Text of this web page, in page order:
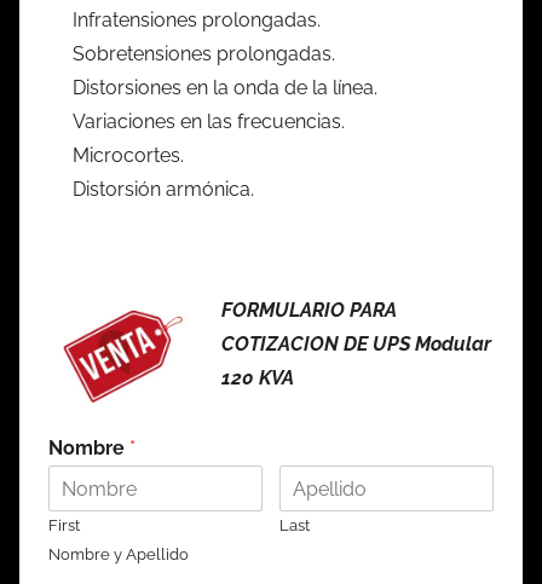
Infratensiones prolongadas.
Sobretensiones prolongadas.
Distorsiones en la onda de la línea.
Variaciones en las frecuencias.
Microcortes.
Distorsión armónica.
FORMULARIO PARA
COTIZACION DE UPS Modular
120 KVA
Nombre *
First
Last
Nombre y Apellido